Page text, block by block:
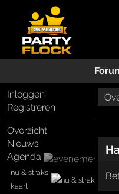
Inloggen
Registreren
Overzicht
Nieuws
Agenda
nu & straks
kaart